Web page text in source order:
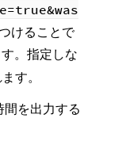
けることで
。指定しな
す。
間を出力する